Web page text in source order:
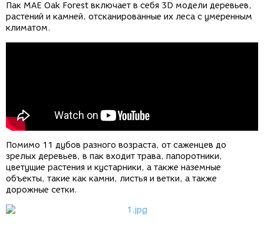
Пак MAE Oak Forest включает в себя 3D модели деревьев,
растений и камней, отсканированные их леса с умеренным
климатом.
Помимо 11 дубов разного возраста, от саженцев до
зрелых деревьев, в пак входит трава, папоротники,
цветущие растения и кустарники, а также наземные
объекты, такие как камни, листья и ветки, а также
дорожные сетки.